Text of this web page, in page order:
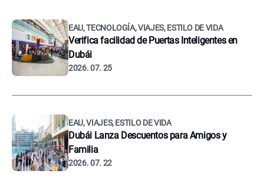
EAU, TECNOLOGÍA, VIAJES, ESTILO DE VIDA
Verifica facilidad de Puertas Inteligentes en
Dubái
2026. 07. 25
EAU, VIAJES, ESTILO DE VIDA
Dubái Lanza Descuentos para Amigos y
Familia
2026. 07. 22